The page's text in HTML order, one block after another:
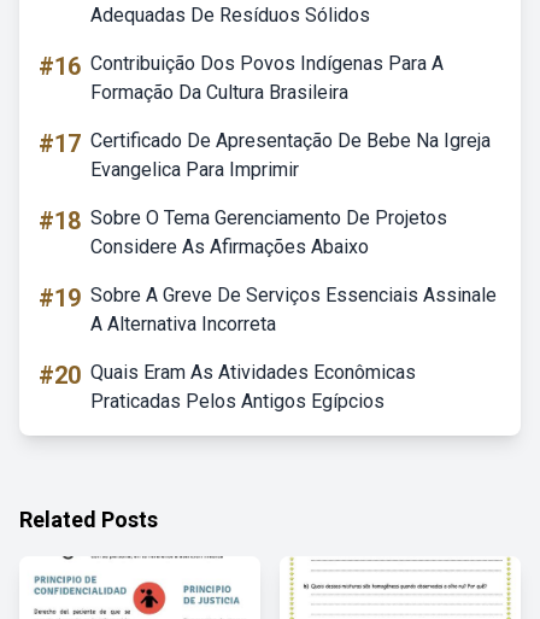
Adequadas De Resíduos Sólidos
#16 Contribuição Dos Povos Indígenas Para A
Formação Da Cultura Brasileira
#17 Certificado De Apresentação De Bebe Na Igreja
Evangelica Para Imprimir
#18 Sobre O Tema Gerenciamento De Projetos
Considere As Afirmações Abaixo
#19 Sobre A Greve De Serviços Essenciais Assinale
A Alternativa Incorreta
#20 Quais Eram As Atividades Econômicas
Praticadas Pelos Antigos Egípcios
Related Posts